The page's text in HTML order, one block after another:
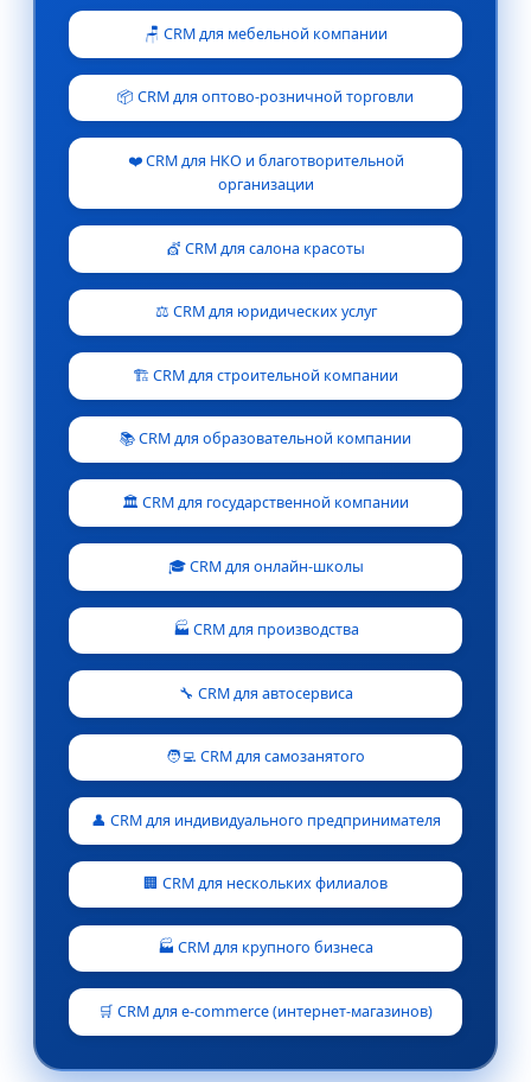
🪑 CRM для мебельной компании
📦 CRM для оптово-розничной торговли
❤️ CRM для НКО и благотворительной
организации
💇 CRM для салона красоты
⚖️ CRM для юридических услуг
🏗️ CRM для строительной компании
📚 CRM для образовательной компании
🏛️ CRM для государственной компании
🎓 CRM для онлайн-школы
🏭 CRM для производства
🔧 CRM для автосервиса
🧑‍💻 CRM для самозанятого
👤 CRM для индивидуального предпринимателя
🏢 CRM для нескольких филиалов
🏭 CRM для крупного бизнеса
🛒 CRM для e-commerce (интернет-магазинов)